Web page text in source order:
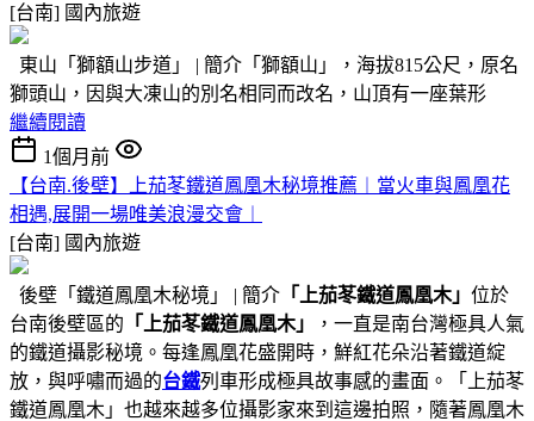
[台南] 國內旅遊
東山「獅額山步道」 | 簡介「獅額山」，海拔815公尺，原名
獅頭山，因與大凍山的別名相同而改名，山頂有一座葉形
繼續閱讀
1個月前
【台南.後壁】上茄苳鐵道鳳凰木秘境推薦︱當火車與鳳凰花
相遇,展開一場唯美浪漫交會︱
[台南] 國內旅遊
後壁「鐵道鳳凰木秘境」 | 簡介 「上茄苳鐵道鳳凰木」 位於
台南後壁區的 「上茄苳鐵道鳳凰木」
，一直是南台灣極具人氣
的鐵道攝影秘境。每逢鳳凰花盛開時，鮮紅花朵沿著鐵道綻
放，與呼嘯而過的台鐵列車形成極具故事感的畫面。「上茄苳
鐵道鳳凰木」也越來越多位攝影家來到這邊拍照，隨著鳳凰木